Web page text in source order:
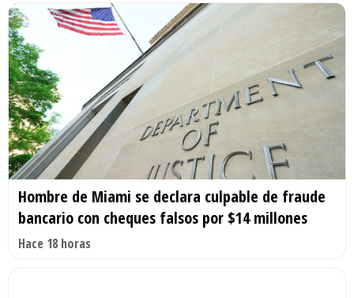
Hombre de Miami se declara culpable de fraude
bancario con cheques falsos por $14 millones
Hace 18 horas